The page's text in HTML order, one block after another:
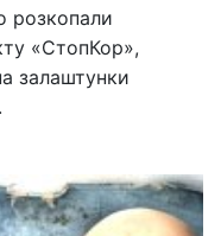
розкопали
«СтопКор»,
залаштунки